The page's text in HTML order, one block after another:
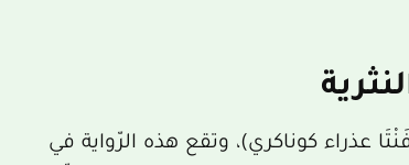
عذراء كوناكري)، وتقع هذه الرّواية في